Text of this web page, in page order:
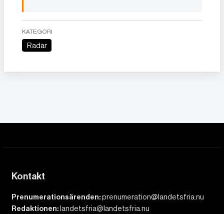
KATEGORI
Radar
Kontakt
Prenumerationsärenden:prenumeration@landetsfria.nu
Redaktionen: landetsfria@landetsfria.nu